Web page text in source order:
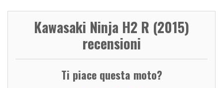
Kawasaki Ninja H2 R (2015)
recensioni
Ti piace questa moto?